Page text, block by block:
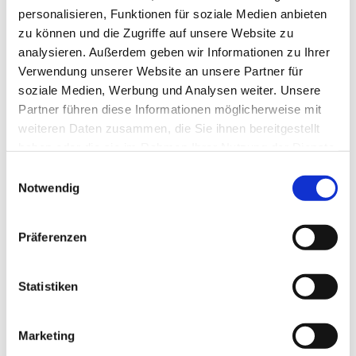
personalisieren, Funktionen für soziale Medien anbieten
zu können und die Zugriffe auf unsere Website zu
analysieren. Außerdem geben wir Informationen zu Ihrer
Verwendung unserer Website an unsere Partner für
soziale Medien, Werbung und Analysen weiter. Unsere
Partner führen diese Informationen möglicherweise mit
weiteren Daten zusammen, die Sie ihnen bereitgestellt
Notwendig
Präferenzen
Statistiken
Marketing
Bernadette Griese und der VFG informierten
ausführlich über das ganzheitliche Konzept der
„Schatzinsel“, die Herausforderungen und die
Chancen der Arbeit mit vulnerablen Kindern: „Wir
sind hier wie eine kleine Oase.“ Der
Betreuungsschlüssel ist hoch und die Erzieherinnen
haben neben ihrer pädagogischen Ausbildung
man, wenn Kinder, die in der Kita betreut wurden,
machten. „Die Einrichtung ist eine Investition in die
0